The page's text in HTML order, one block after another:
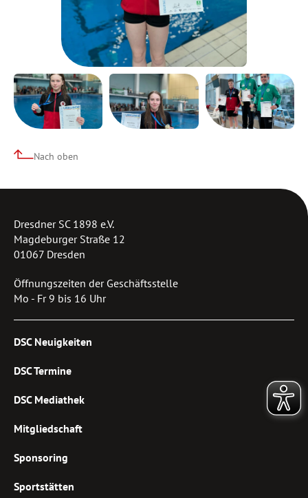
Nach oben
Dresdner SC 1898 e.V.
Magdeburger Straße 12
01067 Dresden
Öffnungszeiten der Geschäftsstelle
Mo - Fr 9 bis 16 Uhr
DSC Neuigkeiten
DSC Termine
DSC Mediathek
Mitgliedschaft
Sponsoring
Sportstätten